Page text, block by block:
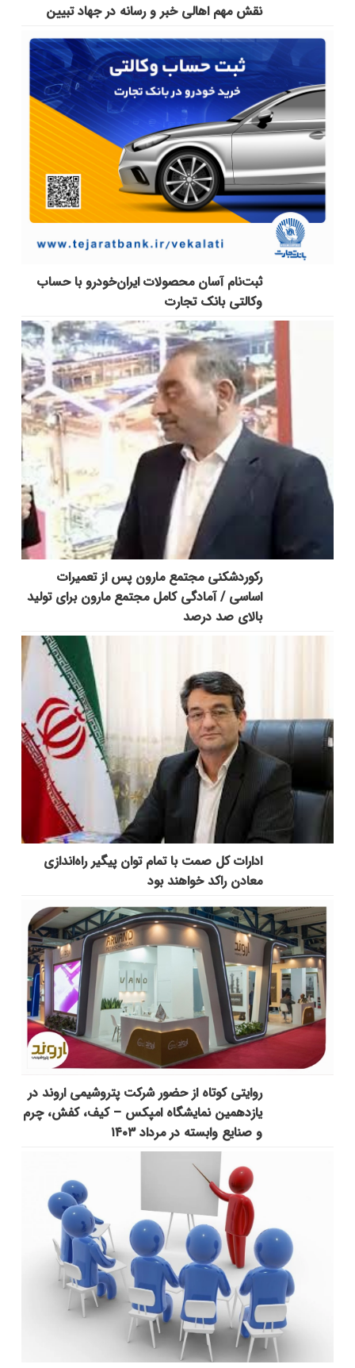
نقش مهم اهالی خبر و رسانه در جهاد تبیین
ثبت‌نام آسان محصولات ایران‌خودرو با حساب
وکالتی بانک تجارت
رکوردشکنی مجتمع مارون پس از تعمیرات
اساسی / آمادگی کامل مجتمع مارون برای تولید
بالای صد درصد
ادارات کل صمت با تمام توان پیگیر راه‌اندازی
معادن راکد خواهند بود
روایتی کوتاه از حضور شرکت پتروشیمی اروند در
یازدهمین نمایشگاه امپکس‌ – کیف، کفش، چرم
و صنایع وابسته در مرداد ۱۴۰۳